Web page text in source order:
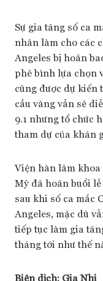
Sự gia tăng số ca
nhân làm cho các
Angeles bị hoãn
phê bình lựa chọn
cũng được dự kiến
cầu vàng vẫn sẽ
9.1 nhưng tổ chức
tham dự của khán
Viện hàn lâm khoa
Mỹ đã hoãn buổi
sau khi số ca mắc
Angeles, mặc dù
tiếp tục làm gia
tháng tới như thế
Biên dịch: Gia Nhi